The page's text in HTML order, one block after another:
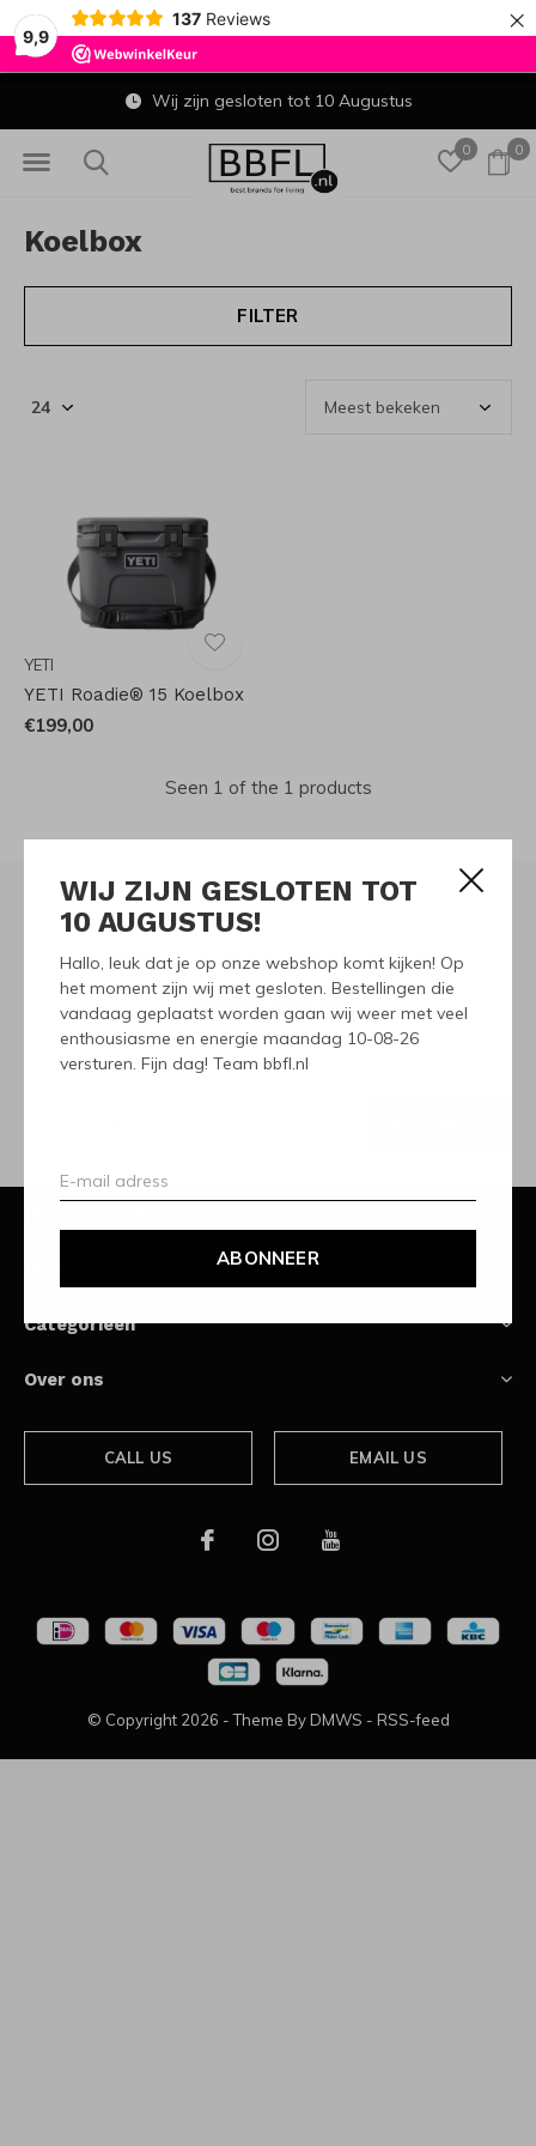
9,9
137 Reviews ×
WIJ ZIJN GESLOTEN TOT
10 AUGUSTUS!
Hallo, leuk dat je op onze webshop komt kijken! Op
het moment zijn wij met gesloten. Bestellingen die
vandaag geplaatst worden gaan wij weer met veel
enthousiasme en energie maandag 10-08-26
versturen. Fijn dag! Team bbfl.nl
ABONNEER
0 0
Wij zijn gesloten tot 10 Augustus
Koelbox
FILTER
YETI
YETI Roadie® 15 Koelbox
€199,00
Seen 1 of the 1 products
Meld je aan voor onze
nieuwsbrief
Ontvang de nieuwste aanbiedingen en promoties
Categorieën
Over ons
CALL US EMAIL US
© Copyright 2026 - Theme By DMWS - RSS-feed